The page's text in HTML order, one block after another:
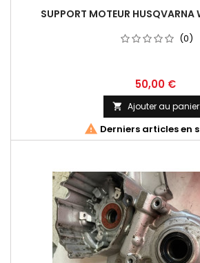
SUPPORT MOTEUR HUSQVARNA
(0)
50,00 €
 Ajouter au panier
 Derniers articles en